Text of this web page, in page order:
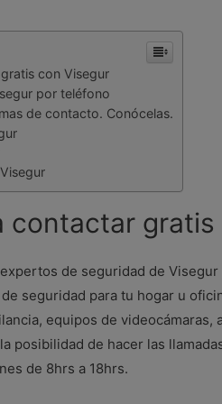
con Visegur
por teléfono
de contacto. Conócelas.
contactar
de seguridad de Visegur
seguridad para tu hogar u
equipos de videocámaras,
posibilidad de hacer las
de 8hrs a 18hrs.